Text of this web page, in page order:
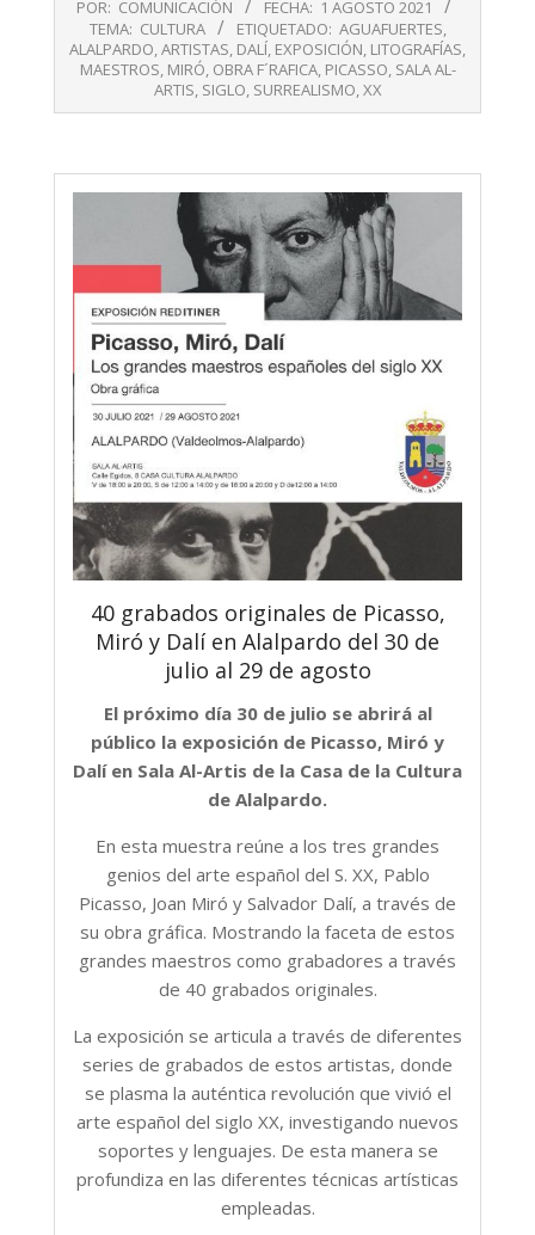
08-
01
POR: COMUNICACIÓN FECHA: 1 AGOSTO 2021
TEMA: CULTURA ETIQUETADO: AGUAFUERTES,
ALALPARDO,ARTISTAS, DALÍ, EXPOSICIÓN, LITOGRAFÍAS,
MAESTROS, MIRÓ, OBRA F´RAFICA, PICASSO, SALA AL-
ARTIS, SIGLO, SURREALISMO,XX
40 grabados originales de Picasso,
Miró y Dalí en Alalpardo del 30 de
julio al 29 de agosto
El próximo día 30 de julio se abrirá al
público la exposición de Picasso, Miró y
Dalí en Sala Al-Artis de la Casa de la Cultura
de Alalpardo.
En esta muestra reúne a los tres grandes
genios del arte español del S. XX, Pablo
Picasso, Joan Miró y Salvador Dalí, a través de
su obra gráfica. Mostrando la faceta de estos
grandes maestros como grabadores a través
de 40 grabados originales.
La exposición se articula a través de diferentes
series de grabados de estos artistas, donde
se plasma la auténtica revolución que vivió el
arte español del siglo XX, investigando nuevos
soportes y lenguajes. De esta manera se
profundiza en las diferentes técnicas artísticas
empleadas.